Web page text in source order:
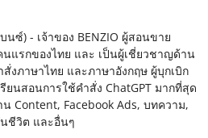
ซ์) - เจ้าของ BENZIO ผู้สอนขาย
แรกของไทย และ เป็นผู้เชี่ยวชาญด้าน
งภาษาไทย และภาษาอังกฤษ ผู้บุกเบิก
ยนสอนการใช้คำสั่ง ChatGPT มากที่สุด
Content, Facebook Ads, บทความ,
ชีวิต และอื่นๆ